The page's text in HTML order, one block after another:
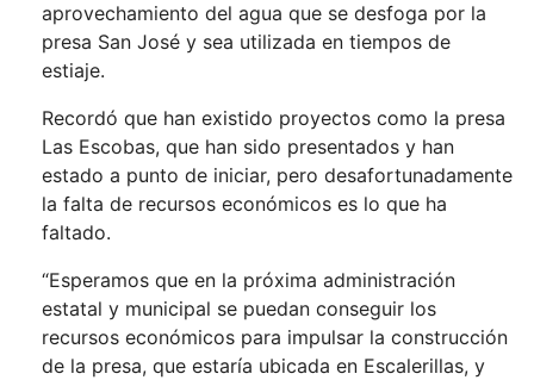
aprovechamiento del agua que se desfoga por la
presa San José y sea utilizada en tiempos de
estiaje.
Recordó que han existido proyectos como la presa
Las Escobas, que han sido presentados y han
estado a punto de iniciar, pero desafortunadamente
la falta de recursos económicos es lo que ha
faltado.
“Esperamos que en la próxima administración
estatal y municipal se puedan conseguir los
recursos económicos para impulsar la construcción
de la presa, que estaría ubicada en Escalerillas, y